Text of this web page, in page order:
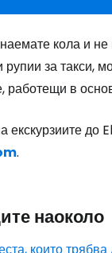
кола и не
за такси,
работещи в
екскурзиите до
.
наоколо